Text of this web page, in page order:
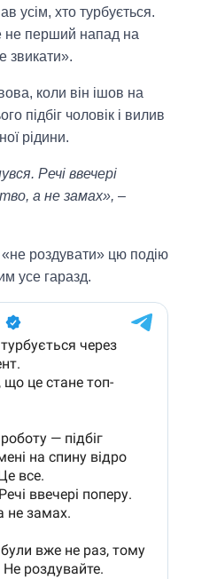
усім, хто турбується.
не перший напад на
звикати».
коли він ішов на
підбіг чоловік і вилив
рідини.
Речі ввечері
а не замах», –
роздувати» цю подію
усе гаразд.